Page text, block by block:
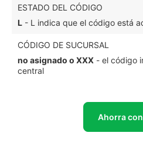
ESTADO DEL CÓDIGO
L - L indica que el código está
CÓDIGO DE SUCURSAL
no asignado o XXX - el código
central
Ahorra